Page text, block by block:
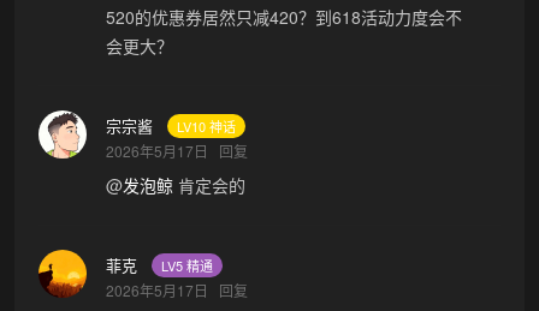
520的优惠券居然只减420？到618活动力度会不
会更大？
宗宗酱 LV10 神话
2026年5月17日 回复
@发泡鲸 肯定会的
菲克 LV5 精通
2026年5月17日 回复